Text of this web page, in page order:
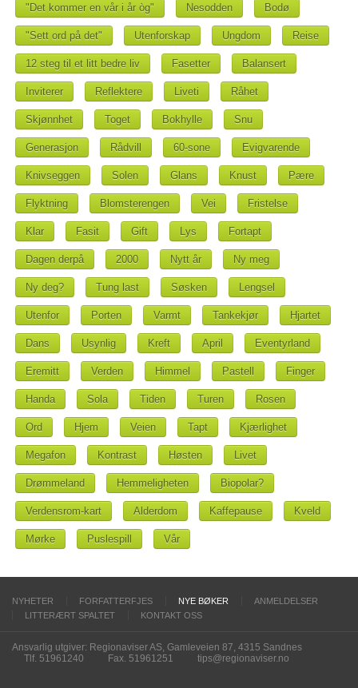
"Det kommer en vår i år òg" Nesodden Bodø
"Sett ord på det" Utenforskap Ungdom Reise
12 steg til et litt bedre liv Fasetter Balansert
Inviterer Reflektere Liveti Råhet
Skjønnhet Toget Bokhylle Snu
Generasjon Rådvill 60-sone Evigvarende
Knivseggen Solen Glans Knust Pære
Flyktning Blomsterengen Vei Fristelse
Klar Fasit Gift Lys Fortapt
Dagen derpå 2000 Nytt år Ny meg
Ny deg? Tung last Søsken Lengsel
Utenfor Porten Varmt Tankekjør Hjartet
Dans Usynlig Kreft April Eventyrland
Eremitt Verden Himmel Pastell Finger
Handa Sola Tiden Turen Rosen
Ord Hjem Veien Tapt Kjærlighet
Megafon Kontrast Høsten Livet
Drømmeland Hemmeligheten Biopolar?
Verdensrom-kart Alderdom Kaffepause Kveld
Mørke Puslespill Vår
NYHETER FORFATTERFJES NYE BØKER
ANMELDELSER
LITTERÆRT SPALTET
KONTAKT OSS
Ansvarlig utgiver: Regionaviser AS, Gamleveien 87, 4315 Sandnes
Tlf. 51961240
Fax. 51961251 tips@regionaviser.no